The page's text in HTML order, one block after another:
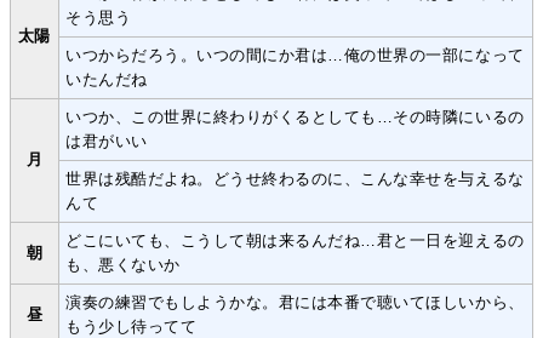
太陽
そう思う
いつからだろう。いつの間にか君は…俺の世界の一部になって
いたんだね
月
いつか、この世界に終わりがくるとしても…その時隣にいるの
は君がいい
世界は残酷だよね。どうせ終わるのに、こんな幸せを与えるな
んて
朝
どこにいても、こうして朝は来るんだね…君と一日を迎えるの
も、悪くないか
昼
演奏の練習でもしようかな。君には本番で聴いてほしいから、
もう少し待ってて